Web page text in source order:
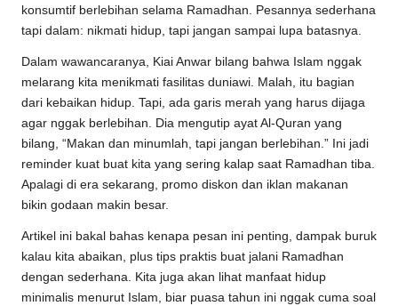
konsumtif berlebihan selama Ramadhan. Pesannya sederhana
tapi dalam: nikmati hidup, tapi jangan sampai lupa batasnya.
Dalam wawancaranya, Kiai Anwar bilang bahwa Islam nggak
melarang kita menikmati fasilitas duniawi. Malah, itu bagian
dari kebaikan hidup. Tapi, ada garis merah yang harus dijaga
agar nggak berlebihan. Dia mengutip ayat Al-Quran yang
bilang, “Makan dan minumlah, tapi jangan berlebihan.” Ini jadi
reminder kuat buat kita yang sering kalap saat Ramadhan tiba.
Apalagi di era sekarang, promo diskon dan iklan makanan
bikin godaan makin besar.
Artikel ini bakal bahas kenapa pesan ini penting, dampak buruk
kalau kita abaikan, plus tips praktis buat jalani Ramadhan
dengan sederhana. Kita juga akan lihat manfaat hidup
minimalis menurut Islam, biar puasa tahun ini nggak cuma soal